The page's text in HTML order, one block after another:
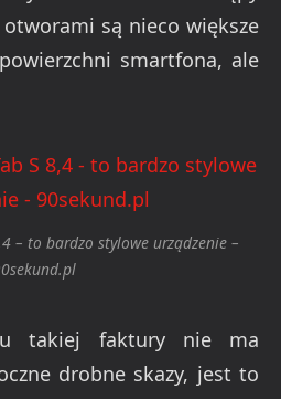
są nieco większe
smartfona, ale
– to bardzo stylowe urządzenie –
takiej faktury nie ma
drobne skazy, jest to